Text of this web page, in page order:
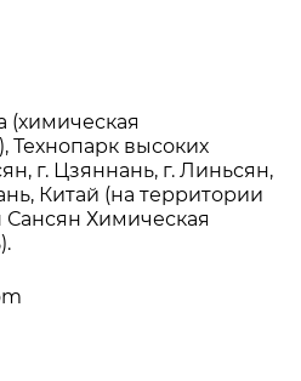
(химическая
высоких
г. Цзяннань, г. Линьсян,
Китай (на территории
Химическая